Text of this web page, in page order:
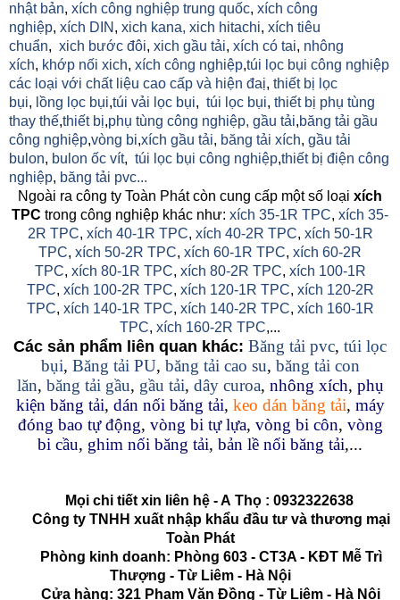
nhật bản, xích công nghiệp trung quốc, xích công
nghiệp, xích DIN , xich kana, xich hitachi, xích tiêu
chuẩn, xich bước đôi, xich gầu tải, xích có tai, nhông
xích, khớp nối xich, xích công nghiệp,túi lọc bụi công nghiệp
các loại với chất liệu cao cấp và hiện đaị, thiết bị lọc
bụi, lồng lọc bụi,túi vải lọc bụi, túi lọc bụi, thiết bị phụ tùng
thay thế,thiết bị,phụ tùng công nghiệp, gầu tải,băng tải gầu
công nghiệp,vòng bi,xích gầu tải, băng tải xích, gầu tải
bulon, bulon ốc vít, túi lọc bụi công nghiệp,thiết bị điện công
nghiệp, băng tải pvc...
Ngoài ra công ty Toàn Phát còn cung cấp một số loại xích
TPC trong công nghiệp khác như: xích 35-1R TPC, xích 35-
2R TPC, xích 40-1R TPC, xích 40-2R TPC, xích 50-1R
TPC, xích 50-2R TPC, xích 60-1R TPC, xích 60-2R
TPC, xích 80-1R TPC, xích 80-2R TPC, xích 100-1R
TPC, xích 100-2R TPC, xích 120-1R TPC, xích 120-2R
TPC, xích 140-1R TPC, xích 140-2R TPC, xích 160-1R
TPC, xích 160-2R TPC,...
Các sản phẩm liên quan khác: Băng tải pvc, túi lọc
bụi, Băng tải PU, băng tải cao su, băng tải con
lăn, băng tải gầu, gầu tải, dây curoa, nhông xích, phụ
kiện băng tải, dán nối băng tải, keo dán băng tải, máy
đóng bao tự động, vòng bi tự lựa, vòng bi côn, vòng
bi cầu, ghim nối băng tải, bản lề nối băng tải,...
Mọi chi tiết xin liên hệ - A Thọ : 0932322638
Công ty TNHH xuất nhập khẩu đầu tư và thương mại
Toàn Phát
Phòng kinh doanh: Phòng 603 - CT3A - KĐT Mễ Trì
Thượng - Từ Liêm - Hà Nội
Cửa hàng: 321 Phạm Văn Đồng - Từ Liêm - Hà Nội